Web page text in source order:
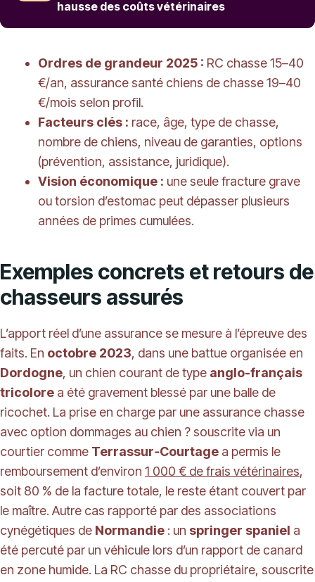
hausse des coûts vétérinaires
Ordres de grandeur 2025 : RC chasse 15–40
€/an, assurance santé chiens de chasse 19–40
€/mois selon profil.
Facteurs clés : race, âge, type de chasse,
nombre de chiens, niveau de garanties, options
(prévention, assistance, juridique).
Vision économique : une seule fracture grave
ou torsion d’estomac peut dépasser plusieurs
années de primes cumulées.
Exemples concrets et retours de
chasseurs assurés
L’apport réel d’une assurance se mesure à l’épreuve des
faits. En octobre 2023, dans une battue organisée en
Dordogne, un chien courant de type anglo-français
tricolore a été gravement blessé par une balle de
ricochet. La prise en charge par une assurance chasse
avec option dommages au chien ? souscrite via un
courtier comme Terrassur‑Courtage a permis le
remboursement d’environ 1 000 € de frais vétérinaires,
soit 80 % de la facture totale, le reste étant couvert par
le maître. Autre cas rapporté par des associations
cynégétiques de Normandie : un springer spaniel a
été percuté par un véhicule lors d’un rapport de canard
en zone humide. La RC chasse du propriétaire, souscrite